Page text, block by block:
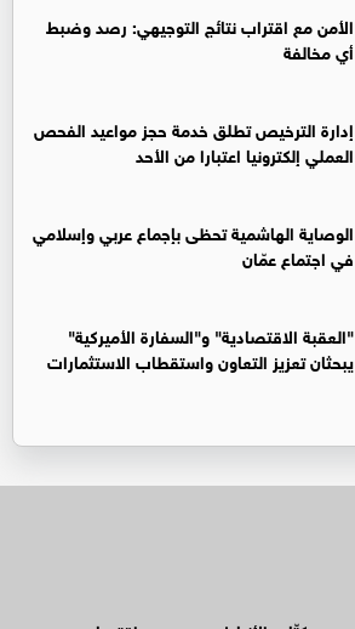
الأمن مع اقتراب نتائج التوجيهي: رصد وضبط
أي مخالفة
إدارة الترخيص تطلق خدمة حجز مواعيد الفحص
العملي إلكترونيا اعتبارا من الأحد
الوصاية الهاشمية تحظى بإجماع عربي وإسلامي
في اجتماع عمّان
"العقبة الاقتصادية" و"السفارة الأميركية"
يبحثان تعزيز التعاون واستقطاب الاستثمارات